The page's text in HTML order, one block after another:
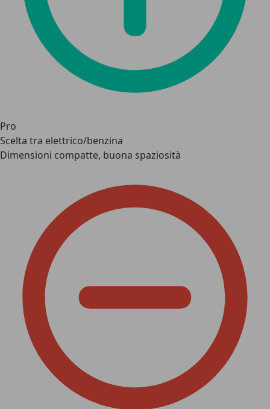
Pro
Scelta tra elettrico/benzina
Dimensioni compatte, buona spaziosità